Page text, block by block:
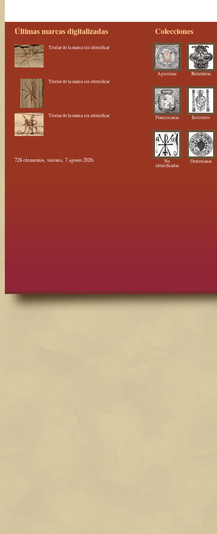
Últimas marcas digitalizadas
Titular de la marca sin identificar
Titular de la marca sin identificar
Titular de la marca sin identificar
728 elementos, viernes, 7 agosto 2026.
Colecciones
Agustinas Betlemitas
Franciscanas Institutos
No
identificadas
Oratorianas